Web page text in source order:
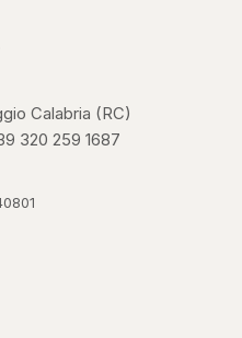
Calabria (RC)
320 259 1687